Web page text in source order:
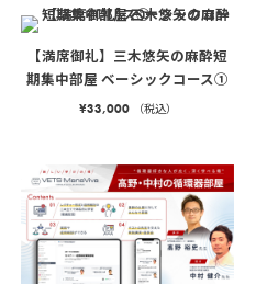
【満席御礼】三木悠矢の麻酔短
期集中部屋 ベーシックコース①
¥33,000 （税込）